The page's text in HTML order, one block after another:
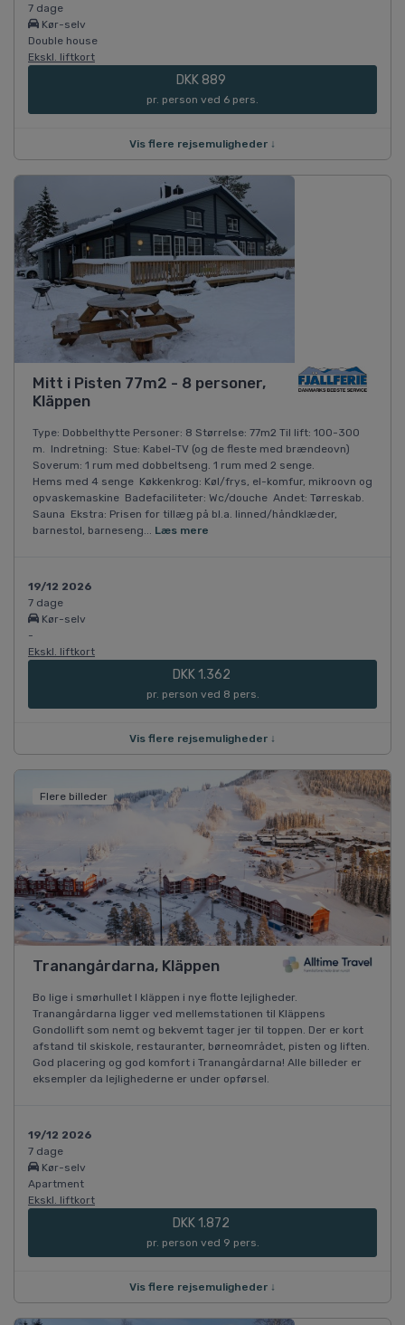
7 dage
Kør-selv
Double house
Ekskl. liftkort
DKK 889
pr. person ved 6 pers.
Vis flere rejsemuligheder ↓
Mitt i Pisten 77m2 - 8 personer,
Kläppen
Type: Dobbelthytte Personer: 8 Størrelse: 77m2 Til lift: 100-300
m. Indretning: Stue: Kabel-TV (og de fleste med brændeovn)
Soverum: 1 rum med dobbeltseng. 1 rum med 2 senge.
Hems med 4 senge Køkkenkrog: Køl/frys, el-komfur, mikroovn og
opvaskemaskine Badefaciliteter: Wc/douche Andet: Tørreskab.
Sauna Ekstra: Prisen for tillæg på bl.a. linned/håndklæder,
barnestol, barneseng... Læs mere
19/12 2026
7 dage
Kør-selv
-
Ekskl. liftkort
DKK 1.362
pr. person ved 8 pers.
Vis flere rejsemuligheder ↓
Flere billeder
Tranangårdarna, Kläppen
Bo lige i smørhullet I kläppen i nye flotte lejligheder.
Tranangårdarna ligger ved mellemstationen til Kläppens
Gondollift som nemt og bekvemt tager jer til toppen. Der er kort
afstand til skiskole, restauranter, børneområdet, pisten og liften.
God placering og god komfort i Tranangårdarna! Alle billeder er
eksempler da lejlighederne er under opførsel.
19/12 2026
7 dage
Kør-selv
Apartment
Ekskl. liftkort
DKK 1.872
pr. person ved 9 pers.
Vis flere rejsemuligheder ↓